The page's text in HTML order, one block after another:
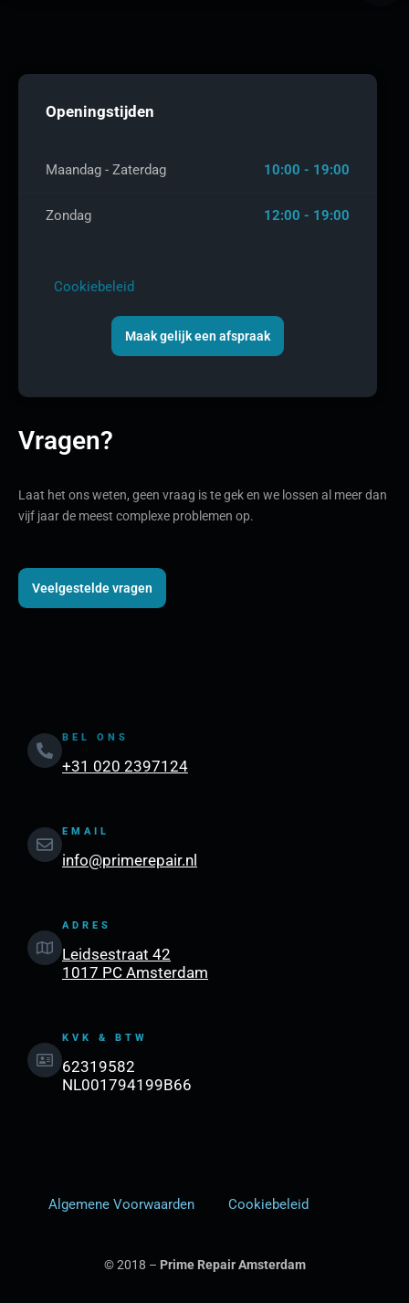
Openingstijden
Maandag - Zaterdag 10:00 - 19:00
Zondag 12:00 - 19:00
Cookiebeleid
Maak gelijk een afspraak
Vragen?
Laat het ons weten, geen vraag is te gek en we lossen al meer dan
vijf jaar de meest complexe problemen op.
Veelgestelde vragen
BEL ONS
+31 020 2397124
EMAIL
info@primerepair.nl
ADRES
Leidsestraat 42
1017 PC Amsterdam
KVK & BTW
62319582
NL001794199B66
Algemene Voorwaarden Cookiebeleid
© 2018 – Prime Repair Amsterdam